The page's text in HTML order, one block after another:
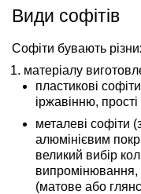
Види софітів
Софіти бувають
матеріалу
пластикові
іржавінню,
металеві софіти
алюмінієвим
великий вибір
випромінювання,
(матове або